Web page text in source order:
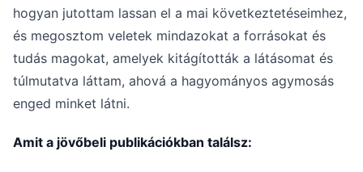
hogyan jutottam lassan el a mai következtetéseimhez,
és megosztom veletek mindazokat a forrásokat és
tudás magokat, amelyek kitágították a látásomat és
túlmutatva láttam, ahová a hagyományos agymosás
enged minket látni.
Amit a jövőbeli publikációkban találsz: